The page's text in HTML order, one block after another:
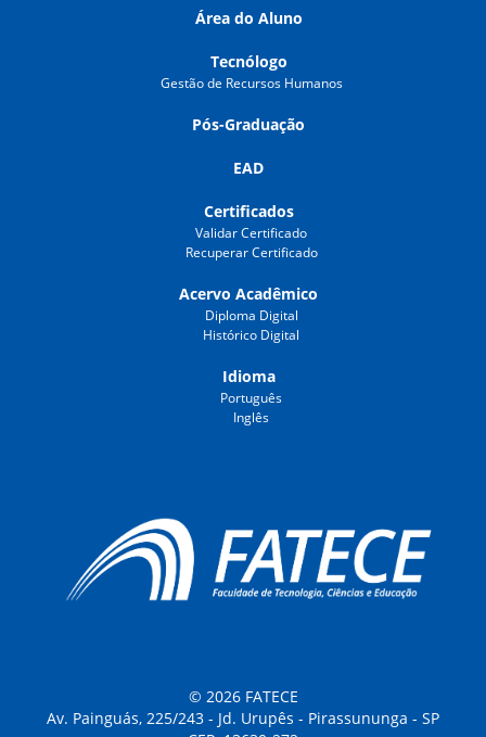
Área do Aluno
Tecnólogo
Gestão de Recursos Humanos
Pós-Graduação
EAD
Certificados
Validar Certificado
Recuperar Certificado
Acervo Acadêmico
Diploma Digital
Histórico Digital
Idioma
Português
Inglês
© 2026 FATECE
Av. Painguás, 225/243 - Jd. Urupês - Pirassununga - SP